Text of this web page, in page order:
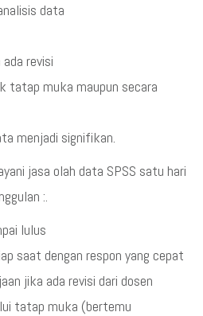
data
revisi
tatap muka maupun secara
menjadi signifikan.
jasa olah data SPSS satu hari
:.
lulus
saat dengan respon yang cepat
jika ada revisi dari dosen
tatap muka (bertemu